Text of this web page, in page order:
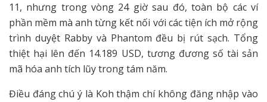
11, nhưng trong vòng 24 giờ sau đó, toàn bộ các ví
phần mềm mà anh từng kết nối với các tiện ích mở rộng
trình duyệt Rabby và Phantom đều bị rút sạch. Tổng
thiệt hại lên đến 14.189 USD, tương đương số tài sản
mã hóa anh tích lũy trong tám năm.
Điều đáng chú ý là Koh thậm chí không đăng nhập vào